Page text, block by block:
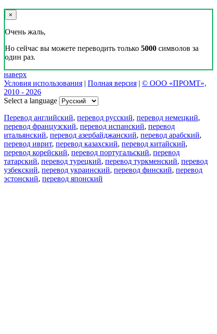
×
Очень жаль,
Но сейчас вы можете переводить только 5000 символов за
один раз.
наверх
Условия использования | Полная версия | © ООО «ПРОМТ»,
2010 - 2026
Select a language
Перевод английский, перевод русский, перевод немецкий,
перевод французский, перевод испанский, перевод
итальянский, перевод азербайджанский, перевод арабский,
перевод иврит, перевод казахский, перевод китайский,
перевод корейский, перевод португальский, перевод
татарский, перевод турецкий, перевод туркменский, перевод
узбекский, перевод украинский, перевод финский, перевод
эстонский, перевод японский